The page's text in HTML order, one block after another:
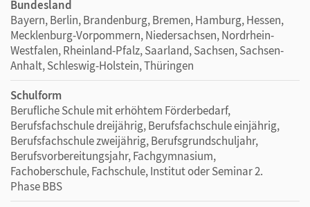
Bundesland
Bayern, Berlin, Brandenburg, Bremen, Hamburg, Hessen,
Mecklenburg-Vorpommern, Niedersachsen, Nordrhein-
Westfalen, Rheinland-Pfalz, Saarland, Sachsen, Sachsen-
Anhalt, Schleswig-Holstein, Thüringen
Schulform
Berufliche Schule mit erhöhtem Förderbedarf,
Berufsfachschule dreijährig, Berufsfachschule einjährig,
Berufsfachschule zweijährig, Berufsgrundschuljahr,
Berufsvorbereitungsjahr, Fachgymnasium,
Fachoberschule, Fachschule, Institut oder Seminar 2.
Phase BBS